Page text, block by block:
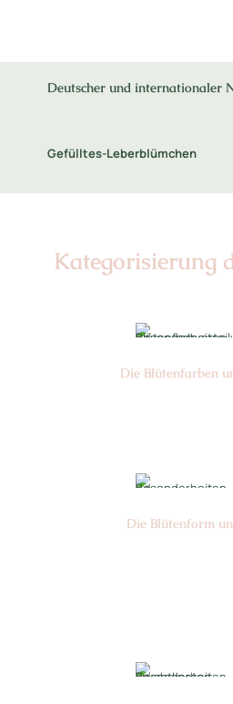
Deutscher und internationaler
Gefülltes-Leberblümchen
Kategorisierung
Die Blüten­farben
Die Blüten­form